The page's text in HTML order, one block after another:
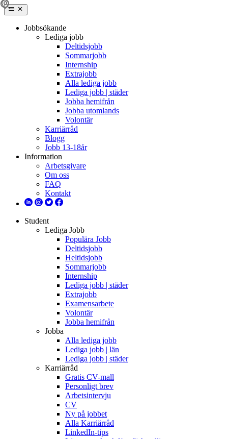
Jobbsökande
Lediga jobb
Deltidsjobb
Sommarjobb
Internship
Extrajobb
Alla lediga jobb
Lediga jobb | städer
Jobba hemifrån
Jobba utomlands
Volontär
Karriärråd
Blogg
Jobb 13-18år
Information
Arbetsgivare
Om oss
FAQ
Kontakt
Student
Lediga Jobb
Populära Jobb
Deltidsjobb
Heltidsjobb
Sommarjobb
Internship
Lediga jobb | städer
Extrajobb
Examensarbete
Volontär
Jobba hemifrån
Jobba
Alla lediga jobb
Lediga jobb | län
Lediga jobb | städer
Karriärråd
Gratis CV-mall
Personligt brev
Arbetsintervju
CV
Ny på jobbet
Alla Karriärråd
LinkedIn-tips